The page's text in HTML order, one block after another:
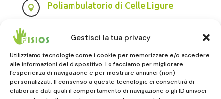
Gestisci la tua privacy
Utilizziamo tecnologie come i cookie per memorizzare e/o accedere
alle informazioni del dispositivo. Lo facciamo per migliorare
l'esperienza di navigazione e per mostrare annunci (non)
personalizzati. Il consenso a queste tecnologie ci consentirà di
elaborare dati quali il comportamento di navigazione o gli ID univoci
 Poliambulatorio di Celle Ligure
17015 CELLE LIGURE (SV)
019.4503330
 Poliambulatorio di Vado Ligure
Via Sabazia, 30